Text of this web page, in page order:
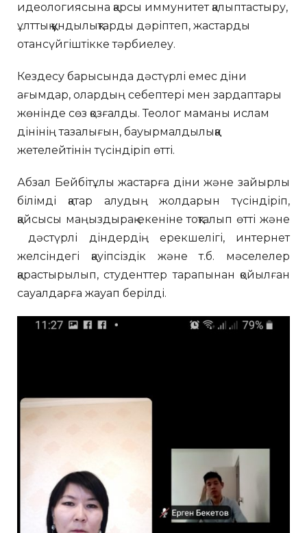
идеологиясына қарсы иммунитет қалыптастыру,
ұлттық құндылықтарды дәріптеп, жастарды
отансүйгіштікке тәрбиелеу.
Кездесу барысында дәстүрлі емес діни
ағымдар, олардың себептері мен зардаптары
жөнінде сөз қозғалды. Теолог маманы ислам
дінінің тазалығын, бауырмалдылыққа
жетелейтінін түсіндіріп өтті.
Абзал Бейбітұлы жастарға діни және зайырлы
білімді қатар алудың жолдарын түсіндіріп,
қайсысы маңыздырақ екеніне тоқталып өтті және
дәстүрлі діндердің ерекшелігі, интернет
желсіндегі қауіпсіздік және т.б. мәселелер
қарастырылып, студенттер тарапынан қойылған
сауалдарға жауап берілді.